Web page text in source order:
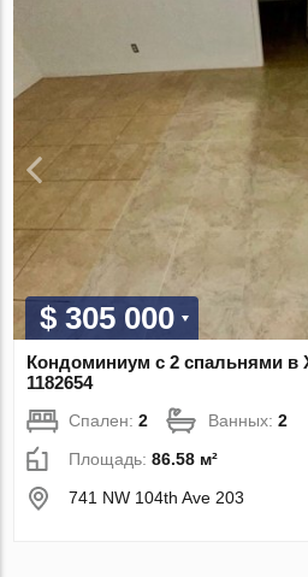
$ 305 000
Кондоминиум с 2 спальнями
1182654
Спален:2 Ванных:2
Площадь:86.58 м²
741 NW 104th Ave 203